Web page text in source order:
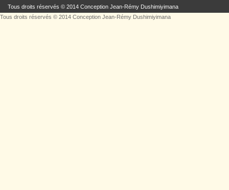
Tous droits réservés © 2014 Conception Jean-Rémy Dushimiyimana
Tous droits réservés © 2014 Conception Jean-Rémy Dushimiyimana